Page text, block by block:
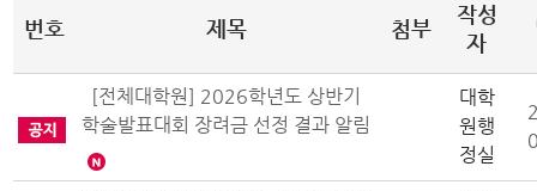
번호 제목 첨부
작성
자
[전체대학원] 2026학년도 상반기
학술발표대회 장려금 선정 결과 알림
대학
원행
정실